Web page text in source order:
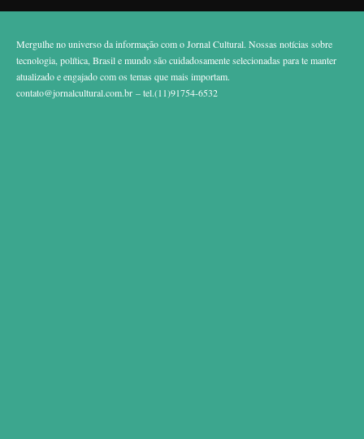
Mergulhe no universo da informação com o Jornal Cultural. Nossas notícias sobre
tecnologia, política, Brasil e mundo são cuidadosamente selecionadas para te manter
atualizado e engajado com os temas que mais importam.
contato@jornalcultural.com.br – tel.(11)91754-6532